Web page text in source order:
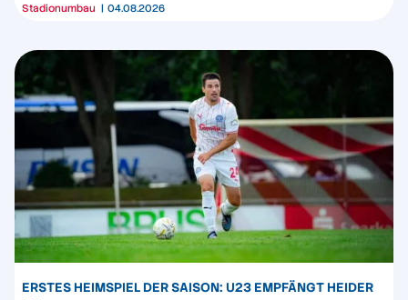
Stadionumbau 04.08.2026
ERSTES HEIMSPIEL DER SAISON: U23 EMPFÄNGT HEIDER